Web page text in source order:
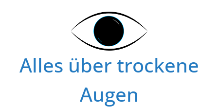
Alles über trockene
Augen